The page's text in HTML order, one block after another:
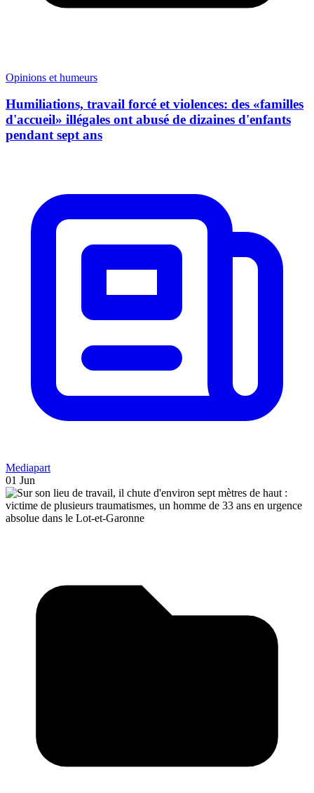
Opinions et humeurs
Humiliations, travail forcé et violences: des «familles
d'accueil» illégales ont abusé de dizaines d'enfants
pendant sept ans
Mediapart
01 Jun